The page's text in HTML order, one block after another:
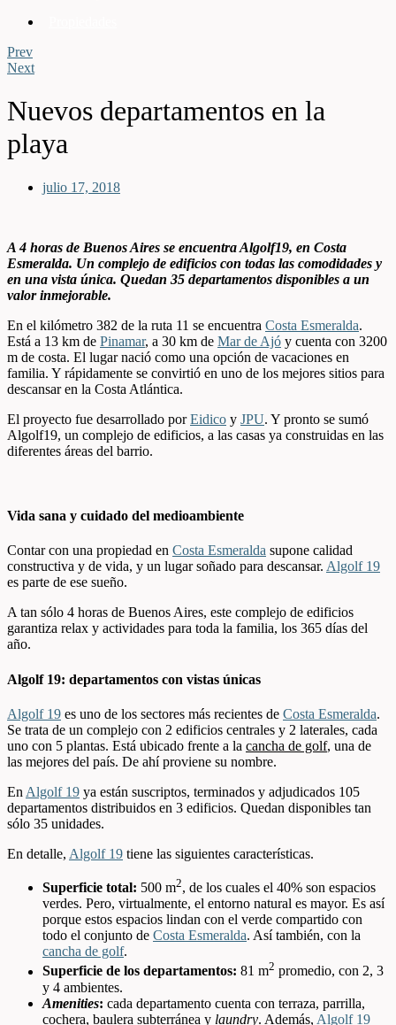
Prev
Next
Nuevos departamentos en la
playa
julio 17, 2018
A 4 horas de Buenos Aires se encuentra Algolf19, en Costa
Esmeralda. Un complejo de edificios con todas las comodidades y
en una vista única. Quedan 35 departamentos disponibles a un
valor inmejorable.
En el kilómetro 382 de la ruta 11 se encuentra Costa Esmeralda.
Está a 13 km de Pinamar, a 30 km de Mar de Ajó y cuenta con 3200
m de costa. El lugar nació como una opción de vacaciones en
familia. Y rápidamente se convirtió en uno de los mejores sitios para
descansar en la Costa Atlántica.
El proyecto fue desarrollado porEidico y JPU. Y pronto se sumó
Algolf19, un complejo de edificios, a las casas ya construidas en las
diferentes áreas del barrio.
Vida sana y cuidado del medioambiente
Contar con una propiedad en Costa Esmeralda supone calidad
constructiva y de vida, y un lugar soñado para descansar. Algolf 19
es parte de ese sueño.
A tan sólo 4 horas de Buenos Aires, este complejo de edificios
garantiza relax y actividades para toda la familia, los 365 días del
año.
Algolf 19: departamentos con vistas únicas
Algolf 19 es uno de los sectores más recientes de Costa Esmeralda.
Se trata de un complejo con 2 edificios centrales y 2 laterales, cada
uno con 5 plantas. Está ubicado frente a la cancha de golf, una de
las mejores del país. De ahí proviene su nombre.
En Algolf 19 ya están suscriptos, terminados y adjudicados 105
departamentos distribuidos en 3 edificios. Quedan disponibles tan
sólo 35 unidades.
En detalle, Algolf 19 tiene las siguientes características.
Superficie total: 500 m2, de los cuales el 40% son espacios
verdes. Pero, virtualmente, el entorno natural es mayor. Es así
porque estos espacios lindan con el verde compartido con
todo el conjunto de Costa Esmeralda. Así también, con la
cancha de golf.
Superficie de los departamentos: 81 m2 promedio, con 2, 3
y 4 ambientes.
Amenities: cada departamento cuenta con terraza, parrilla,
cochera, baulera subterránea y laundry. Además, Algolf 19